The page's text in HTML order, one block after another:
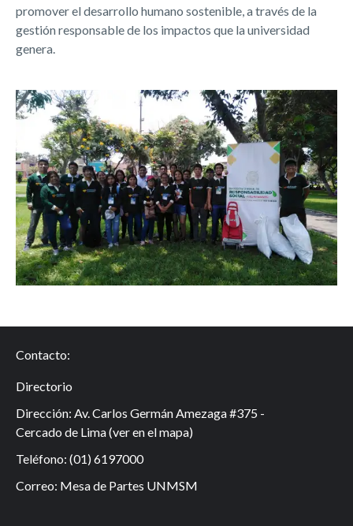
promover el desarrollo humano sostenible, a través de la
gestión responsable de los impactos que la universidad
genera.
Contacto:
Directorio
Dirección: Av. Carlos Germán Amezaga #375 -
Cercado de Lima (ver en el mapa)
Teléfono: (01) 6197000
Correo: Mesa de Partes UNMSM